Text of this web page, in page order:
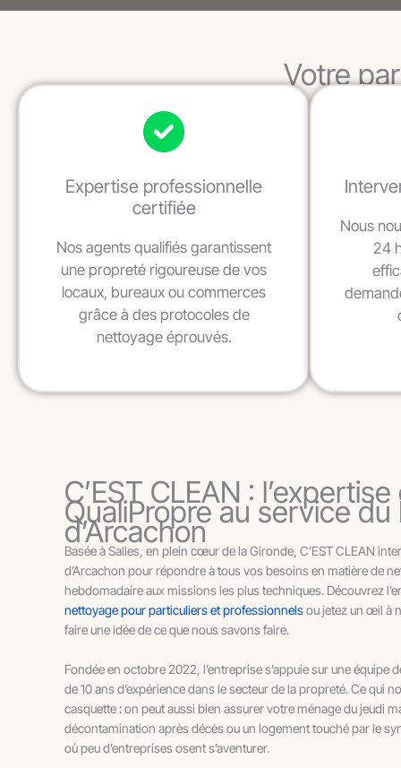
Votre
Expertise professionnelle
certifiée
Nos agents qualifiés garantissent
une propreté rigoureuse de vos
locaux, bureaux ou commerces
grâce à des protocoles de
nettoyage éprouvés.
Nous
24
C’EST CLEAN :
QualiPropre au service du
d’Arcachon
Basée à Salles, en plein cœur de la Gironde, C’EST CLEAN
d’Arcachon pour répondre à tous vos besoins en matière de
hebdomadaire aux missions les plus techniques. Découvrez
nettoyage pour particuliers et professionnelsou jetez un œil à
faire une idée de ce que nous savons faire.
Fondée en octobre 2022, l’entreprise s’appuie sur une
de 10 ans d’expérience dans le secteur de la propreté. Ce qui
casquette : on peut aussi bien assurer votre ménage du jeudi
décontamination après décès ou un logement touché par le
où peu d’entreprises osent s’aventurer.